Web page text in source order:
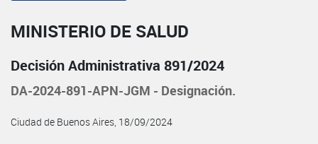
MINISTERIO DE SALUD
Decisión Administrativa 891/2024
DA-2024-891-APN-JGM - Designación.
Ciudad de Buenos Aires, 18/09/2024